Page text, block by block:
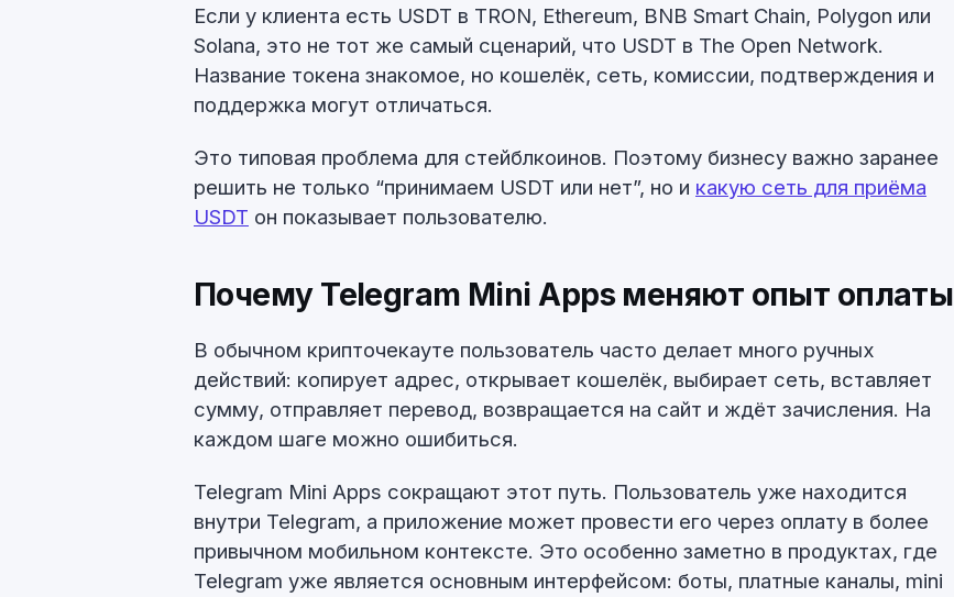
Если у клиента есть USDT в TRON, Ethereum, BNB Smart Chain, Polygon или
Solana, это не тот же самый сценарий, что USDT в The Open Network.
Название токена знакомое, но кошелёк, сеть, комиссии, подтверждения и
поддержка могут отличаться.
Это типовая проблема для стейблкоинов. Поэтому бизнесу важно заранее
решить не только “принимаем USDT или нет”, но и какую сеть для приёма
USDT он показывает пользователю.
Почему Telegram Mini Apps меняют опыт оплаты
В обычном крипточекауте пользователь часто делает много ручных
действий: копирует адрес, открывает кошелёк, выбирает сеть, вставляет
сумму, отправляет перевод, возвращается на сайт и ждёт зачисления. На
каждом шаге можно ошибиться.
Telegram Mini Apps сокращают этот путь. Пользователь уже находится
внутри Telegram, а приложение может провести его через оплату в более
привычном мобильном контексте. Это особенно заметно в продуктах, где
Telegram уже является основным интерфейсом: боты, платные каналы, mini